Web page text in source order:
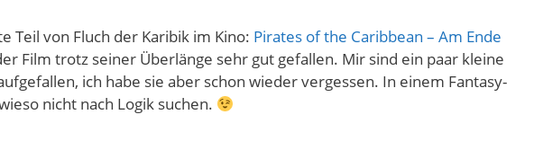
Teil von Fluch der Karibik im Kino: Pirates of the Caribbean – Am Ende
Film trotz seiner Überlänge sehr gut gefallen. Mir sind ein paar kleine
ich habe sie aber schon wieder vergessen. In einem Fantasy-
nicht nach Logik suchen.